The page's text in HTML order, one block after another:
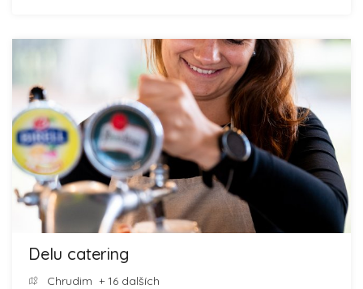
Delu catering
Chrudim + 16 dalších